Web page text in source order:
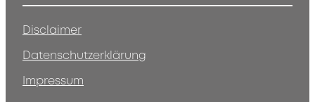
Disclaimer
Datenschutzerklärung
Impressum